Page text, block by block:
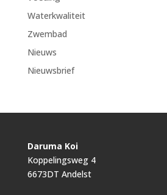
Waterkwaliteit
Zwembad
Nieuws
Nieuwsbrief
Daruma Koi
Koppelingsweg 4
6673DT Andelst